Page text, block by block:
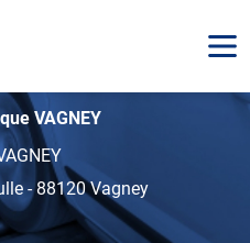
VAGNEY
-88120 Vagney